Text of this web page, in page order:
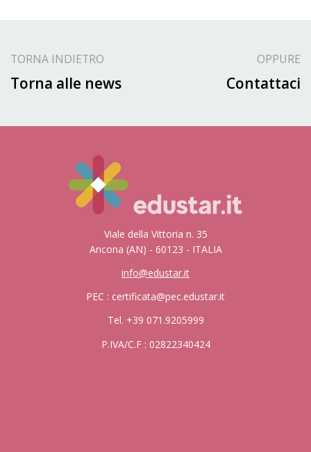
TORNA INDIETRO
Torna alle news
OPPURE
Contattaci
Viale della Vittoria n. 35
Ancona (AN) - 60123 - ITALIA
info@edustar.it
PEC : certificata@pec.edustar.it
Tel. +39 071.9205999
P.IVA/C.F : 02822340424